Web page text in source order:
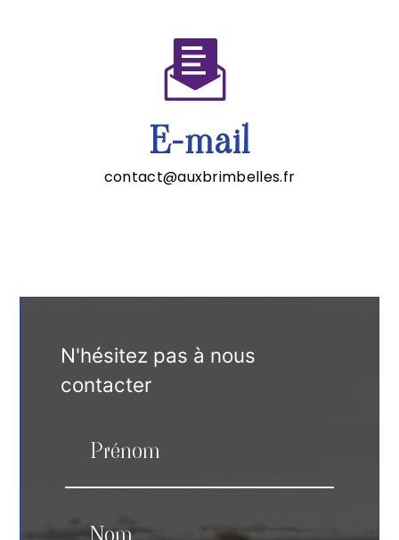
E-mail
contact@auxbrimbelles.fr
N'hésitez pas à nous
contacter